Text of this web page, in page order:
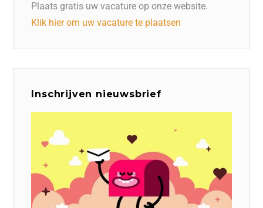
Plaats gratis uw vacature op onze website.
Klik hier om uw vacature te plaatsen
Inschrijven nieuwsbrief